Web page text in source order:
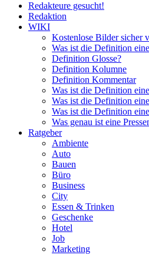
Redakteure gesucht!
Redaktion
WIKI
Kostenlose Bilder sicher
Was ist die Definition
Definition Glosse?
Definition Kolumne
Definition Kommentar
Was ist die Definition
Was ist die Definition
Was ist die Definition
Was genau ist eine
Ratgeber
Ambiente
Auto
Bauen
Büro
Business
City
Essen & Trinken
Geschenke
Hotel
Job
Marketing